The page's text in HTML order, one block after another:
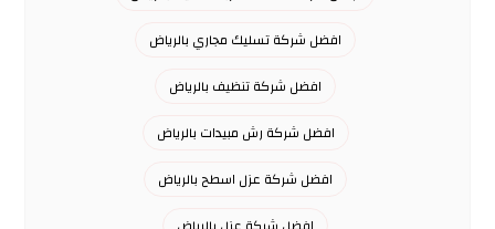
افضل شركة تسليك مجاري بالرياض
افضل شركة تنظيف بالرياض
افضل شركة رش مبيدات بالرياض
افضل شركة عزل اسطح بالرياض